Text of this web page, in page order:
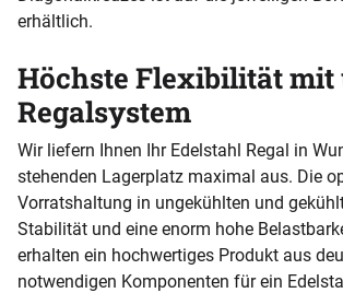
erhältlich.
Höchste Flexibilität mit
Regalsystem
Wir liefern Ihnen Ihr Edelstahl Regal in
stehenden Lagerplatz maximal aus. Die
Vorratshaltung in ungekühlten und
Stabilität und eine enorm hohe
erhalten ein hochwertiges Produkt aus
notwendigen Komponenten für ein